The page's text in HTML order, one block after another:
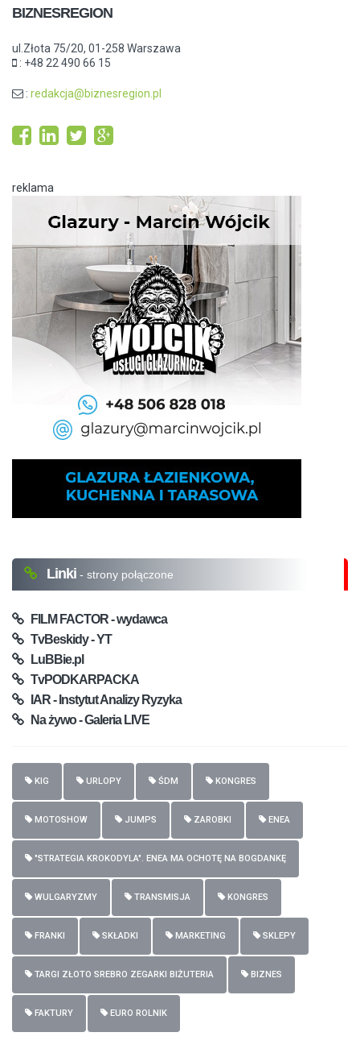
BIZNESREGION
ul.Złota 75/20, 01-258 Warszawa
: +48 22 490 66 15
: redakcja@biznesregion.pl
reklama
Linki - strony połączone
FILM FACTOR - wydawca
TvBeskidy - YT
LuBBie.pl
TvPODKARPACKA
IAR - Instytut Analizy Ryzyka
Na żywo - Galeria LIVE
KIG URLOPY ŚDM KONGRES
MOTOSHOW JUMPS ZAROBKI ENEA
"STRATEGIA KROKODYLA". ENEA MA OCHOTĘ NA BOGDANKĘ
WULGARYZMY TRANSMISJA KONGRES
FRANKI SKŁADKI MARKETING SKLEPY
TARGI ZŁOTO SREBRO ZEGARKI BIŻUTERIA BIZNES
FAKTURY EURO ROLNIK